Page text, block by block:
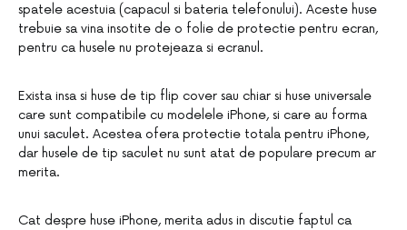
spatele acestuia (capacul si bateria telefonului). Aceste huse
trebuie sa vina insotite de o folie de protectie pentru ecran,
pentru ca husele nu protejeaza si ecranul.
Exista insa si huse de tip flip cover sau chiar si huse universale
care sunt compatibile cu modelele iPhone, si care au forma
unui saculet. Acestea ofera protectie totala pentru iPhone,
dar husele de tip saculet nu sunt atat de populare precum ar
merita.
Cat despre huse iPhone, merita adus in discutie faptul ca